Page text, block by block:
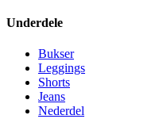
Underdele
Bukser
Leggings
Shorts
Jeans
Nederdel